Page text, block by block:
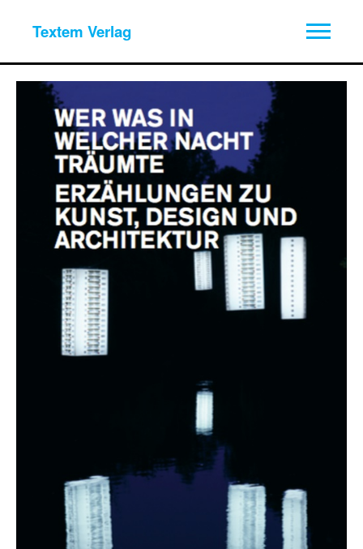
Textem Verlag